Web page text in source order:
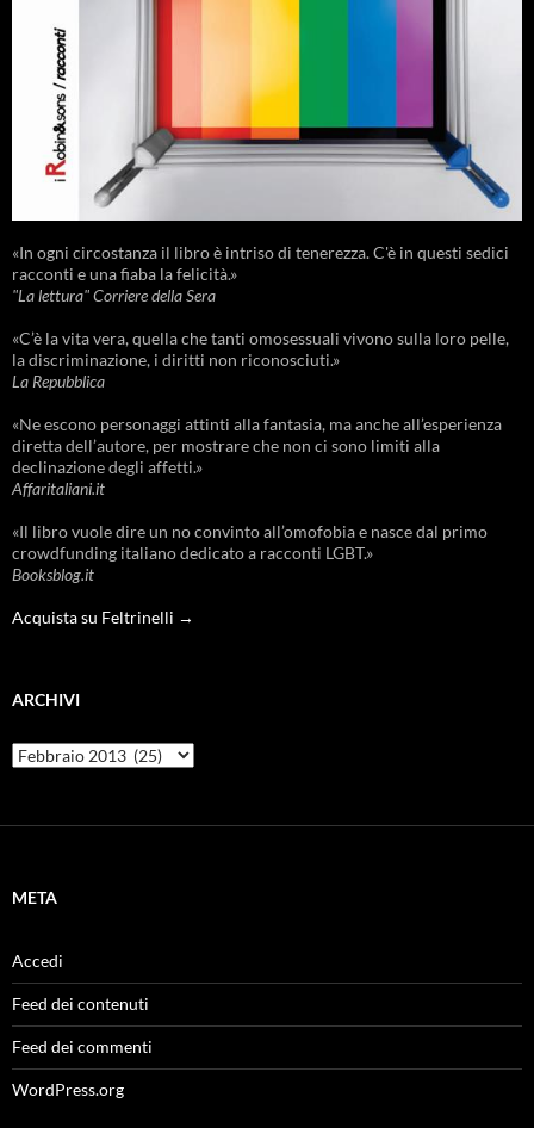
«In ogni circostanza il libro è intriso di tenerezza. C'è in questi sedici
racconti e una fiaba la felicità.»
"La lettura" Corriere della Sera
«C’è la vita vera, quella che tanti omosessuali vivono sulla loro pelle,
la discriminazione, i diritti non riconosciuti.»
La Repubblica
«Ne escono personaggi attinti alla fantasia, ma anche all’esperienza
diretta dell’autore, per mostrare che non ci sono limiti alla
declinazione degli affetti.»
Affaritaliani.it
«Il libro vuole dire un no convinto all’omofobia e nasce dal primo
crowdfunding italiano dedicato a racconti LGBT.»
Booksblog.it
Acquista su Feltrinelli →
ARCHIVI
Archivi
META
Accedi
Feed dei contenuti
Feed dei commenti
WordPress.org